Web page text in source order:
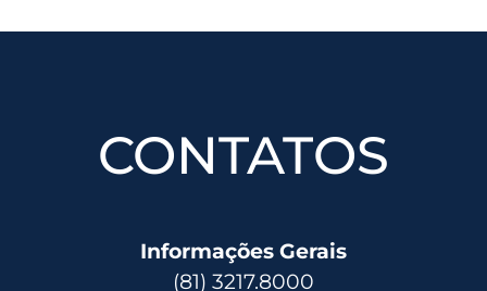
CONTATOS
Informações Gerais
(81) 3217.8000